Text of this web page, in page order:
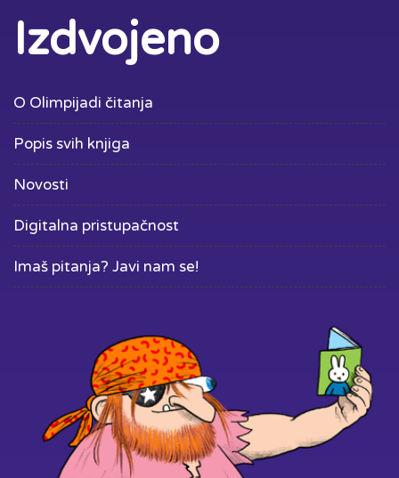
Izdvojeno
O Olimpijadi čitanja
Popis svih knjiga
Novosti
Digitalna pristupačnost
Imaš pitanja? Javi nam se!